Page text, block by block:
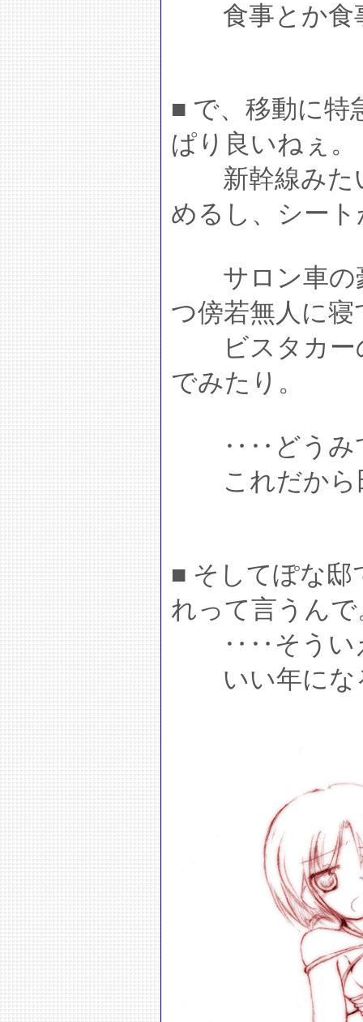
食事とか食
■ で、移動に特
ぱり良いねぇ。
新幹線みた
めるし、シー
サロン車の
つ傍若無人に
ビスタカー
でみたり。
‥‥どうみて
これだから
■ そしてぽな邸
れって言うんで
‥‥そういえ
いい年にな